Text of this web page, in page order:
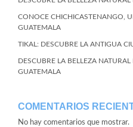
CONOCE CHICHICASTENANGO,
GUATEMALA
TIKAL: DESCUBRE LA ANTIGUA
DESCUBRE LA BELLEZA
GUATEMALA
COMENTARIOS
No hay comentarios que mostrar.